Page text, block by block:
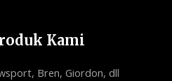
Kami
Bren, Giordon, dll